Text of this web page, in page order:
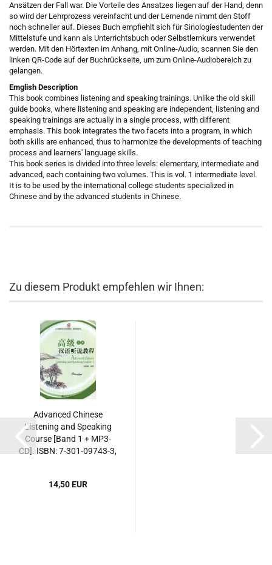
Ansätzen der Fall war. Die Vorteile des Ansatzes liegen auf der Hand, denn
so wird der Lehrprozess vereinfacht und der Lernende nimmt den Stoff
noch schneller auf. Dieses Buch empfiehlt sich für Sinologiestudenten der
Mittelstufe und kann als Unterrichtsbuch oder Selbstlernkurs verwendet
werden. Mit den Hörtexten im Anhang, mit Online-Audio, scannen Sie den
linken QR-Code auf der Buchrückseite, um zum Online-Audiobereich zu
gelangen.
Emglish Description
This book combines listening and speaking trainings. Unlike the old skill
guide books, where listening and speaking are independent, listening and
speaking trainings are actually in a single process, with different
emphasis. This book integrates the two facets into a program, in which
both skills are enhanced, thus to harmonize the developments of teaching
process and learners' language skills.
This book series is divided into three levels: elementary, intermediate and
advanced, each containing two volumes. This is vol. 1 intermediate level.
It is to be used by the international college students specialized in
Chinese and by the advanced students in Chinese.
Zu diesem Produkt empfehlen wir Ihnen:
Advanced Chinese
Listening and Speaking
Course [Band 1 + MP3-
CD]. ISBN: 7-301-09743-3,
14,50 EUR